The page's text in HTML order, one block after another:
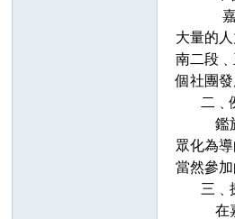
嘉明湖
大量的
南二段
個社團
二﹑
鑑於上
眾化為
當然參加
三﹑
在嘉明